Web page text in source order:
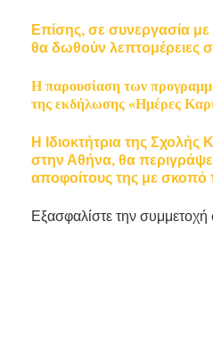
Επίσης, σε συνεργασία
θα δωθούν λεπτομέρειες
Η παρουσίαση των
της εκδήλωσης «Ημέρες
Η Ιδιοκτήτρια της
στην Αθήνα, θα
αποφοίτους της με σκοπό
Εξασφαλίστε την συμμετοχή